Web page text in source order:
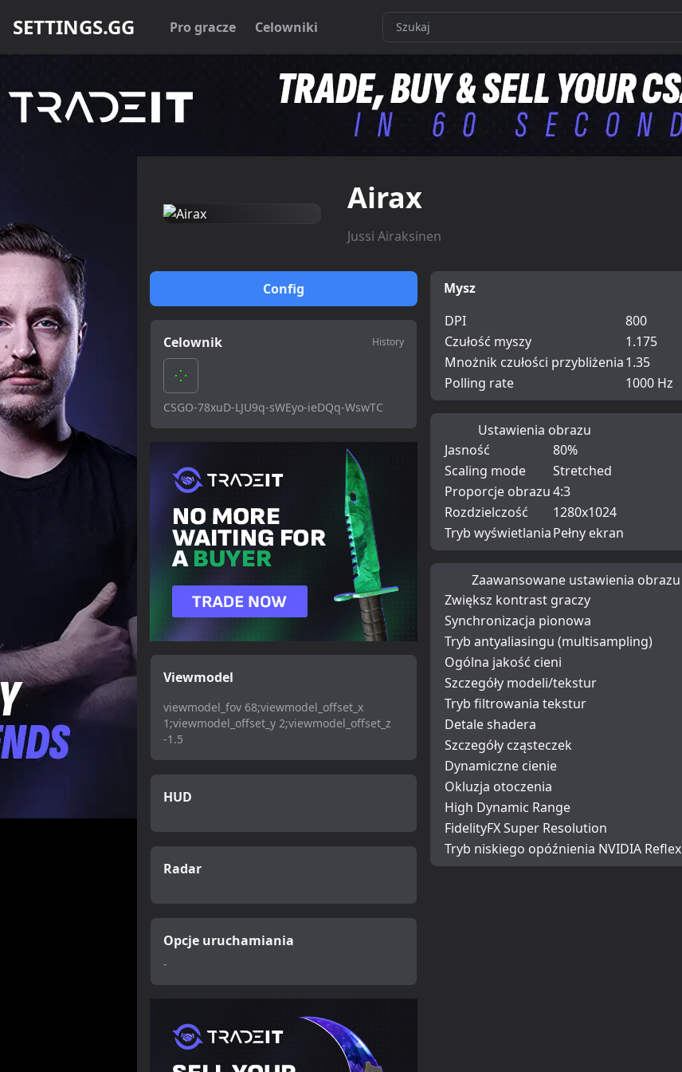
SETTINGS.GG Pro gracze Celowniki
Airax
Jussi Airaksinen
Config
Celownik History
CSGO-78xuD-LJU9q-sWEyo-ieDQq-WswTC
Viewmodel
viewmodel_fov 68;viewmodel_offset_x
1;viewmodel_offset_y 2;viewmodel_offset_z
-1.5
HUD
Radar
Opcje uruchamiania
-
Mysz
DPI
800
Czułość myszy
1.175
Mnożnik czułości przybliżenia1.35
Polling rate
1000 Hz
Ustawienia obrazu
Jasność
80%
Scaling mode
Stretched
Proporcje obrazu4:3
Rozdzielczość
1280x1024
Tryb wyświetlaniaPełny ekran
Zaawansowane ustawienia obrazu
Zwiększ kontrast graczy
Synchronizacja pionowa
Tryb antyaliasingu (multisampling)
Ogólna jakość cieni
Szczegóły modeli/tekstur
Tryb filtrowania tekstur
Detale shadera
Szczegóły cząsteczek
Dynamiczne cienie
Okluzja otoczenia
High Dynamic Range
FidelityFX Super Resolution
Tryb niskiego opóźnienia NVIDIA Reflex